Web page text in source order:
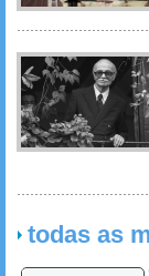
todas as